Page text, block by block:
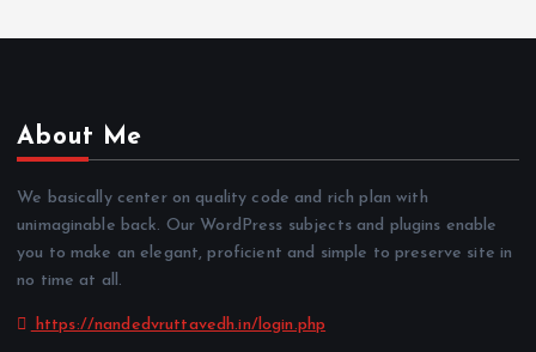
About Me
We basically center on quality code and rich plan with
unimaginable back. Our WordPress subjects and plugins enable
you to make an elegant, proficient and simple to preserve site in
no time at all.
https://nandedvruttavedh.in/login.php